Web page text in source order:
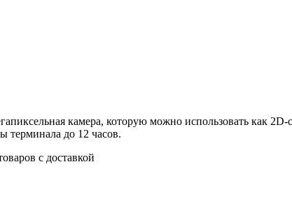
камера, которую можно использовать как
терминала до 12 часов.
с доставкой